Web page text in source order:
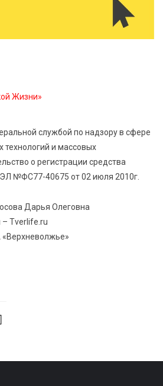
драйвом
200
Тверской области
Жизни»
службой по надзору в сфере
и массовых
о регистрации средства
№ФС77-40675 от 02 июля 2010г.
Дарья Олеговна
Tverlife.ru